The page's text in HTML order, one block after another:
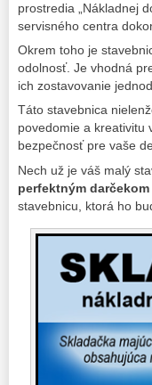
prostredia „Nákladnej
servisného centra
Okrem toho je
odolnosť. Je vhodná
ich zostavovanie
Táto stavebnica
povedomie a kreativitu
bezpečnosť pre vaše
Nech už je váš malý
perfektným darčekom
stavebnicu, ktorá ho